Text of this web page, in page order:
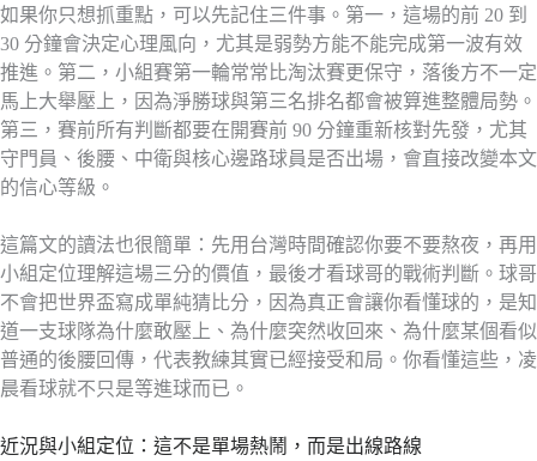
如果你只想抓重點，可以先記住三件事。第一，這場的前 20 到
30 分鐘會決定心理風向，尤其是弱勢方能不能完成第一波有效
推進。第二，小組賽第一輪常常比淘汰賽更保守，落後方不一定
馬上大舉壓上，因為淨勝球與第三名排名都會被算進整體局勢。
第三，賽前所有判斷都要在開賽前 90 分鐘重新核對先發，尤其
守門員、後腰、中衛與核心邊路球員是否出場，會直接改變本文
的信心等級。
這篇文的讀法也很簡單：先用台灣時間確認你要不要熬夜，再用
小組定位理解這場三分的價值，最後才看球哥的戰術判斷。球哥
不會把世界盃寫成單純猜比分，因為真正會讓你看懂球的，是知
道一支球隊為什麼敢壓上、為什麼突然收回來、為什麼某個看似
普通的後腰回傳，代表教練其實已經接受和局。你看懂這些，凌
晨看球就不只是等進球而已。
近況與小組定位：這不是單場熱鬧，而是出線路線